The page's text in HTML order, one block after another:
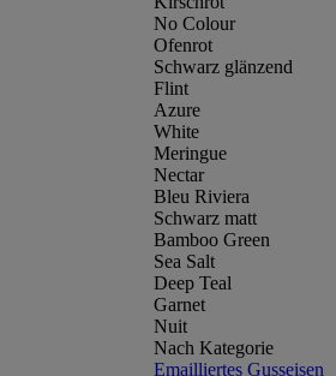
No Colour
Ofenrot
Schwarz glänzend
Flint
Azure
White
Meringue
Nectar
Bleu Riviera
Schwarz matt
Bamboo Green
Sea Salt
Deep Teal
Garnet
Nuit
Nach Kategorie
Emailliertes Gusseisen